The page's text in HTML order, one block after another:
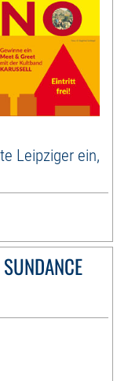
Leipziger ein,